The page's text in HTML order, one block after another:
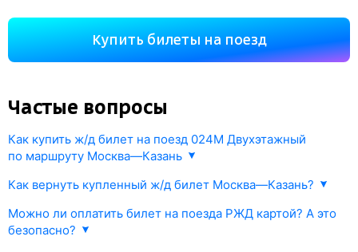
Купить билеты на поезд
Частые вопросы
Как купить ж/д билет на поезд 024М Двухэтажный
по маршруту Москва—Казань
В ответ мы покажем информацию РЖД о наличии жд билетов
и их стоимости.
2. Выберите поезд 024М Двухэтажный, либо другой подходящий
Как вернуть купленный ж/д билет Москва—Казань?
в соответствии с правилами РЖД.
Можно ли оплатить билет на поезда РЖД картой? А это
безопасно?